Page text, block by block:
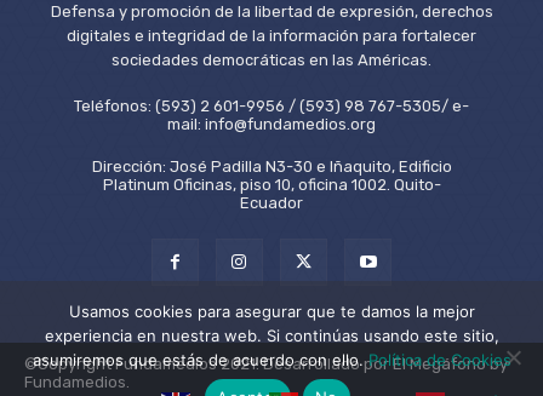
Defensa y promoción de la libertad de expresión, derechos
digitales e integridad de la información para fortalecer
sociedades democráticas en las Américas.
Teléfonos: (593) 2 601-9956 / (593) 98 767-5305/ e-
mail: info@fundamedios.org
Dirección: José Padilla N3-30 e Iñaquito, Edificio
Platinum Oficinas, piso 10, oficina 1002. Quito-
Ecuador
©Copyright Fundamedios 2021. Desarrollado por El Megáfono by
Fundamedios.
Usamos cookies para asegurar que te damos la mejor
experiencia en nuestra web. Si continúas usando este sitio,
asumiremos que estás de acuerdo con ello.Política de Cookies